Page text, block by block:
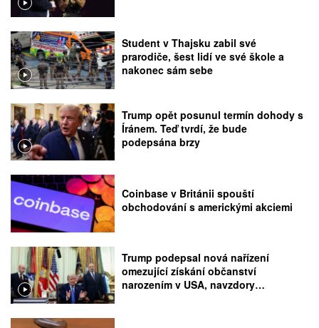
Student v Thajsku zabil své
prarodiče, šest lidí ve své škole a
nakonec sám sebe
Trump opět posunul termín dohody s
Íránem. Teď tvrdí, že bude
podepsána brzy
Coinbase v Británii spouští
obchodování s americkými akciemi
Trump podepsal nová nařízení
omezující získání občanství
narozením v USA, navzdory